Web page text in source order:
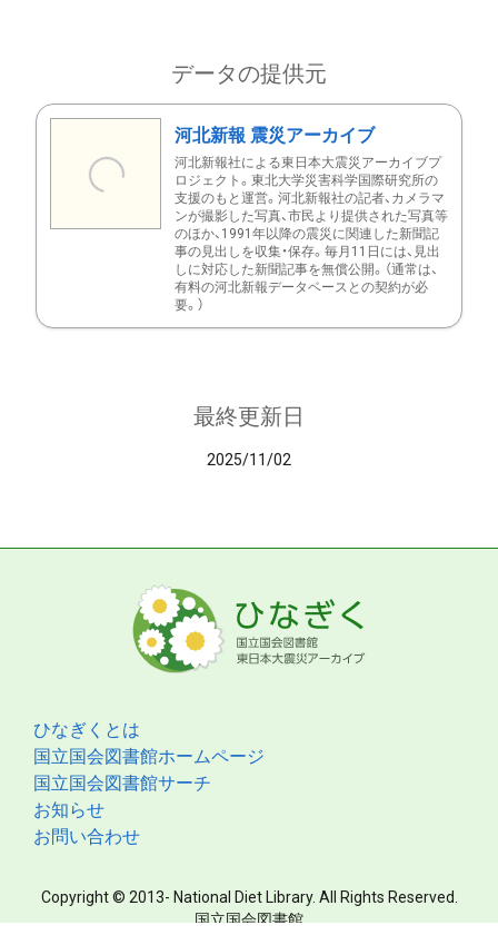
データの提供元
河北新報 震災アーカイブ
河北新報社による東日本大震災アーカイブプ
ロジェクト。東北大学災害科学国際研究所の
支援のもと運営。河北新報社の記者、カメラマ
ンが撮影した写真、市民より提供された写真等
のほか、1991年以降の震災に関連した新聞記
事の見出しを収集・保存。毎月11日には、見出
しに対応した新聞記事を無償公開。（通常は、
有料の河北新報データベースとの契約が必
要。）
最終更新日
2025/11/02
ひなぎくとは
国立国会図書館ホームページ
国立国会図書館サーチ
お知らせ
お問い合わせ
Copyright © 2013- National Diet Library. All Rights Reserved.